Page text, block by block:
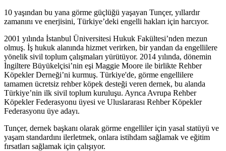
10 yaşından bu yana görme güçlüğü yaşayan Tunçer, yıllardır
zamanını ve enerjisini, Türkiye’deki engelli hakları için harcıyor.
2001 yılında İstanbul Üniversitesi Hukuk Fakültesi’nden mezun
olmuş. İş hukuk alanında hizmet verirken, bir yandan da engellilere
yönelik sivil toplum çalışmaları yürütüyor. 2014 yılında, dönemin
İngiltere Büyükelçisi’nin eşi Maggie Moore ile birlikte Rehber
Köpekler Derneği’ni kurmuş. Türkiye'de, görme engellilere
tamamen ücretsiz rehber köpek desteği veren dernek, bu alanda
Türkiye’nin ilk sivil toplum kuruluşu. Ayrıca Avrupa Rehber
Köpekler Federasyonu üyesi ve Uluslararası Rehber Köpekler
Federasyonu üye adayı.
Tunçer, dernek başkanı olarak görme engelliler için yasal statüyü ve
yaşam standardını ilerletmek, onlara istihdam sağlamak ve eğitim
fırsatları sağlamak için çalışıyor.